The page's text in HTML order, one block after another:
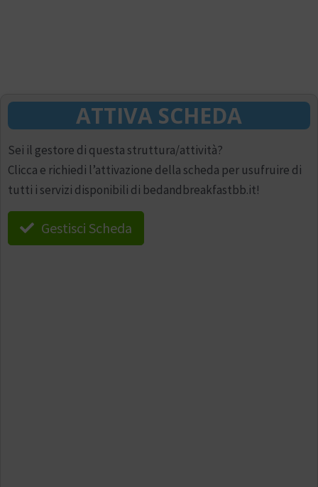
ATTIVA SCHEDA
Sei il gestore di questa struttura/attività?
Clicca e richiedi l’attivazione della scheda per usufruire di
tutti i servizi disponibili di bedandbreakfastbb.it!
Gestisci Scheda